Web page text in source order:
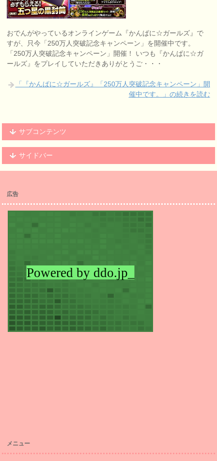
おでんがやっているオンラインゲーム『かんぱに☆ガールズ』で
すが、只今「250万人突破記念キャンペーン」を開催中です。
「250万人突破記念キャンペーン」開催！ いつも『かんぱに☆ガ
ールズ』をプレイしていただきありがとうご・・・
「『かんぱに☆ガールズ』「250万人突破記念キャンペーン」開
催中です。」の続きを読む
サブコンテンツ
サイドバー
広告
メニュー